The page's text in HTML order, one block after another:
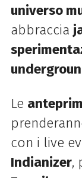
universo
abbraccia
Le
con i live
Indianizer,